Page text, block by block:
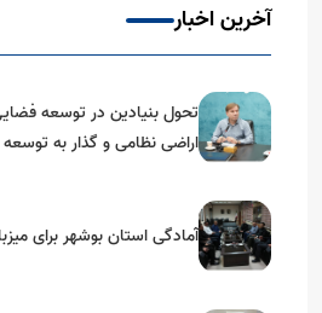
آخرین اخبار
تحول بنیادین در توسعه
اراضی نظامی و گذار به
آمادگی استان بوشهر برای